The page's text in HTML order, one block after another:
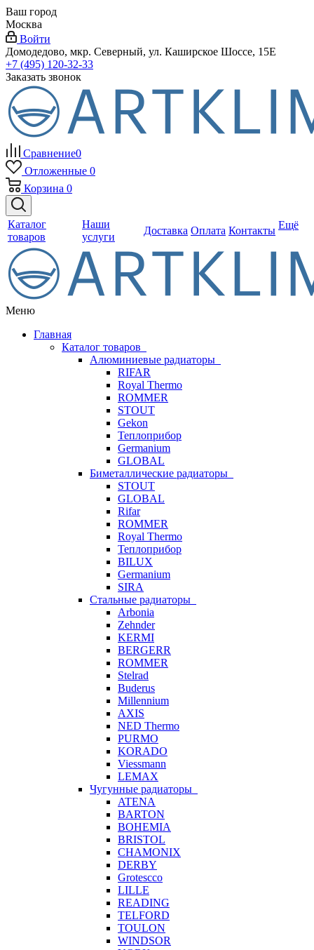
Ваш город
Москва
Войти
Домодедово, мкр. Северный, ул. Каширское Шоссе, 15Е
+7 (495) 120-32-33
Заказать звонок
Сравнение0
Отложенные 0
Корзина 0
Каталог
товаров
Наши
услуги
Доставка Оплата Контакты Ещё
Меню
Главная
Каталог товаров
Алюминиевые радиаторы
RIFAR
Royal Thermo
ROMMER
STOUT
Gekon
Теплоприбор
Germanium
GLOBAL
Биметаллические радиаторы
STOUT
GLOBAL
Rifar
ROMMER
Royal Thermo
Теплоприбор
BILUX
Germanium
SIRA
Стальные радиаторы
Arbonia
Zehnder
KERMI
BERGERR
ROMMER
Stelrad
Buderus
Millennium
AXIS
NED Thermo
PURMO
KORADO
Viessmann
LEMAX
Чугунные радиаторы
ATENA
BARTON
BOHEMIA
BRISTOL
CHAMONIX
DERBY
Grotescco
LILLE
READING
TELFORD
TOULON
WINDSOR